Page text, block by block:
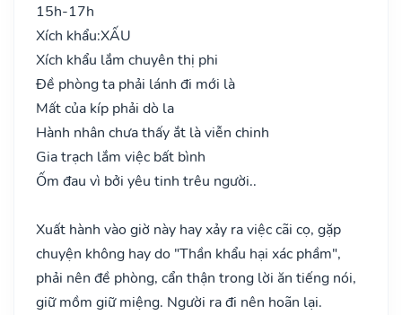
15h-17h
Xích khẩu:XẤU
Xích khẩu lắm chuyên thị phi
Đề phòng ta phải lánh đi mới là
Mất của kíp phải dò la
Hành nhân chưa thấy ắt là viễn chinh
Gia trạch lắm việc bất bình
Ốm đau vì bởi yêu tinh trêu người..
Xuất hành vào giờ này hay xảy ra việc cãi cọ, gặp
chuyện không hay do "Thần khẩu hại xác phầm",
phải nên đề phòng, cẩn thận trong lời ăn tiếng nói,
giữ mồm giữ miệng. Người ra đi nên hoãn lại.